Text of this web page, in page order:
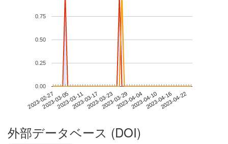
2023-02-272023-03-052023-03-112023-03-172023-03-232023-03-292023-04-042023-04-102023-04-162023-04-22
0.00
0.25
0.50
0.75
外部データベース (DOI)